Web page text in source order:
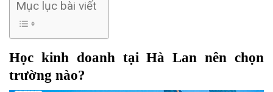
Mục lục bài viết
Học kinh doanh tại Hà Lan nên chọn
trường nào?